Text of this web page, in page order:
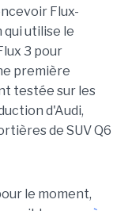
Flux-
qui utilise le
3 pour
première
testée sur les
d'Audi,
de SUV Q6
le moment,